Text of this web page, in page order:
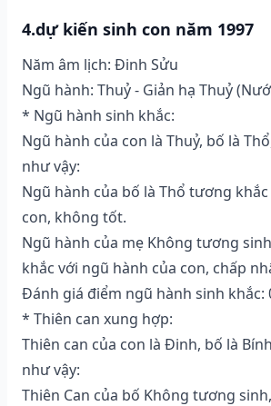
4.dự kiến sinh con năm 1997
Năm âm lịch: Đinh Sửu
Ngũ hành: Thuỷ - Giản hạ Thuỷ
* Ngũ hành sinh khắc:
Ngũ hành của con là Thuỷ, bố là
như vậy:
Ngũ hành của bố là Thổ tương khắc
con, không tốt.
Ngũ hành của mẹ Không tương
khắc với ngũ hành của con, chấp
Đánh giá điểm ngũ hành sinh khắc:
* Thiên can xung hợp:
Thiên can của con là Đinh, bố là
như vậy:
Thiên Can của bố Không tương